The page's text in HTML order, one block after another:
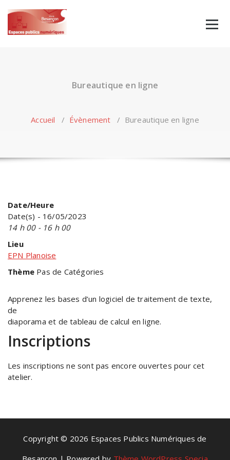
content
Bureautique en ligne
Accueil / Évènement / Bureautique en ligne
Date/Heure
Date(s) - 16/05/2023
14 h 00 - 16 h 00
Lieu
EPN Planoise
Thème Pas de Catégories
Apprenez les bases d’un logiciel de traitement de texte,
de
diaporama et de tableau de calcul en ligne.
Inscriptions
Les inscriptions ne sont pas encore ouvertes pour cet
atelier.
Copyright © 2026 Espaces Publics Numériques de